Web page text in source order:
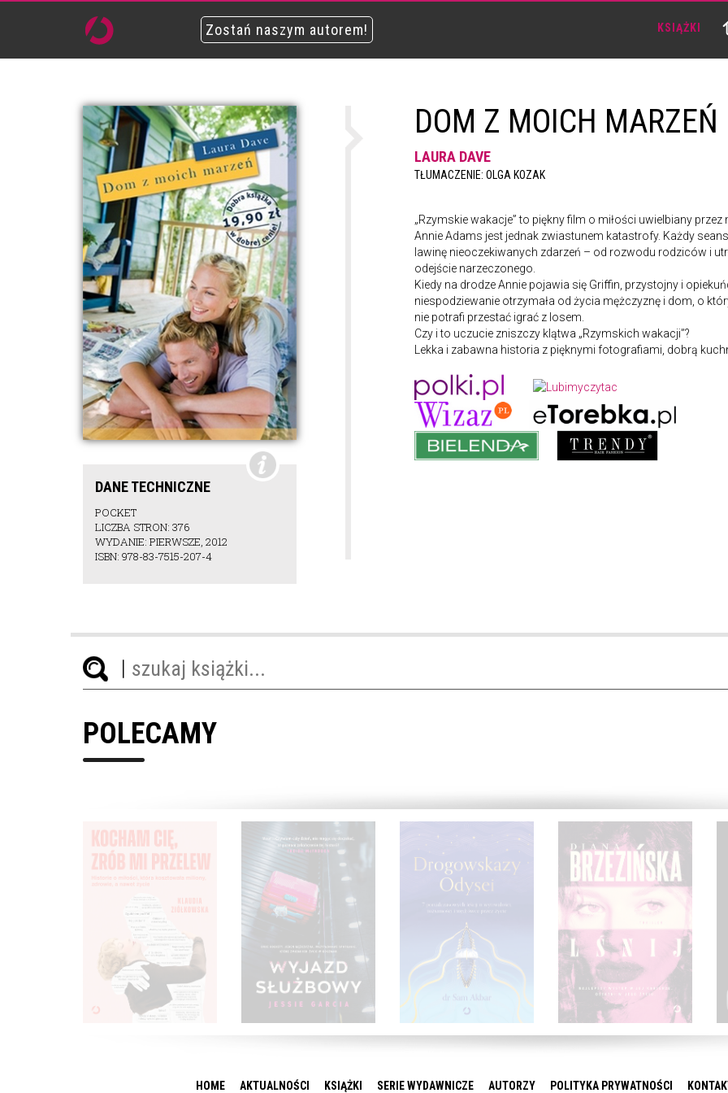
Zostań naszym autorem! KSIĄŻKI
DANE TECHNICZNE
POCKET
LICZBA STRON: 376
WYDANIE: PIERWSZE, 2012
ISBN: 978-83-7515-207-4
DOM Z MOICH MARZEŃ
LAURA DAVE
TŁUMACZENIE: OLGA KOZAK
„Rzymskie wakacje” to piękny film o miłości uwielbiany przez
Annie Adams jest jednak zwiastunem katastrofy. Każdy
lawinę nieoczekiwanych zdarzeń – od rozwodu rodziców i
odejście narzeczonego.
Kiedy na drodze Annie pojawia się Griffin, przystojny i
niespodziewanie otrzymała od życia mężczyznę i dom, o
nie potrafi przestać igrać z losem.
Czy i to uczucie zniszczy klątwa „Rzymskich wakacji”?
Lekka i zabawna historia z pięknymi fotografiami, dobrą
POLECAMY
HOME AKTUALNOŚCI KSIĄŻKI SERIE WYDAWNICZE AUTORZY POLITYKA PRYWATNOŚCI